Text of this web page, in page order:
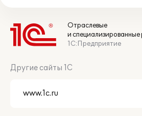
Отраслевые
и
1С:Предприятие
Другие сайты 1С